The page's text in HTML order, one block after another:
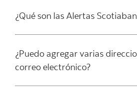
¿Qué son las Alertas
¿Puedo agregar varias
correo electrónico?